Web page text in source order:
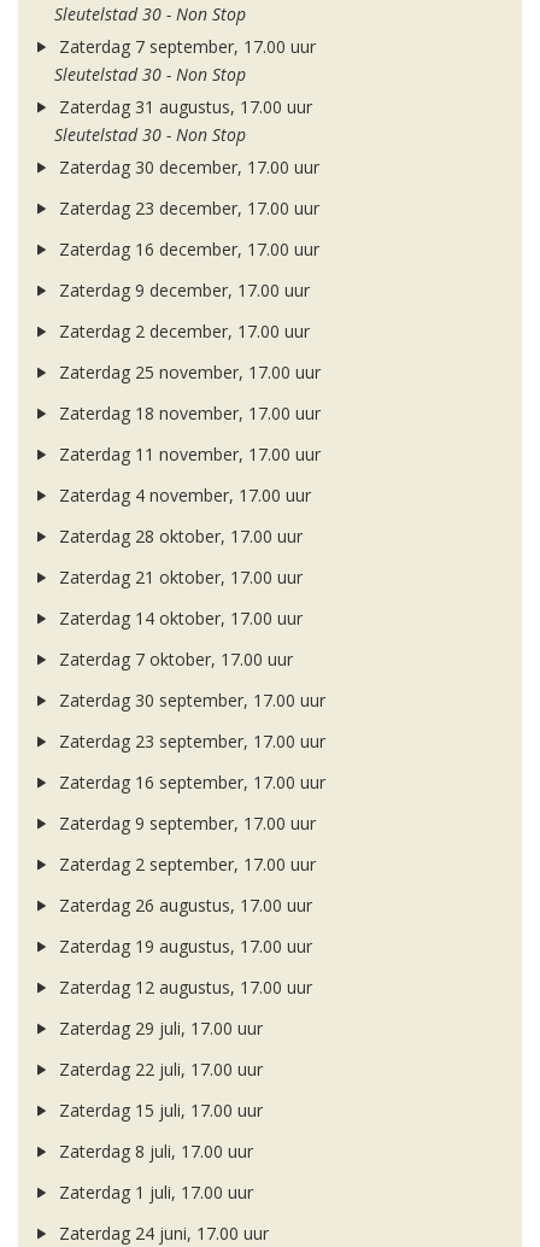
Sleutelstad 30 - Non Stop
Zaterdag 7 september, 17.00 uur
Sleutelstad 30 - Non Stop
Zaterdag 31 augustus, 17.00 uur
Sleutelstad 30 - Non Stop
Zaterdag 30 december, 17.00 uur
Zaterdag 23 december, 17.00 uur
Zaterdag 16 december, 17.00 uur
Zaterdag 9 december, 17.00 uur
Zaterdag 2 december, 17.00 uur
Zaterdag 25 november, 17.00 uur
Zaterdag 18 november, 17.00 uur
Zaterdag 11 november, 17.00 uur
Zaterdag 4 november, 17.00 uur
Zaterdag 28 oktober, 17.00 uur
Zaterdag 21 oktober, 17.00 uur
Zaterdag 14 oktober, 17.00 uur
Zaterdag 7 oktober, 17.00 uur
Zaterdag 30 september, 17.00 uur
Zaterdag 23 september, 17.00 uur
Zaterdag 16 september, 17.00 uur
Zaterdag 9 september, 17.00 uur
Zaterdag 2 september, 17.00 uur
Zaterdag 26 augustus, 17.00 uur
Zaterdag 19 augustus, 17.00 uur
Zaterdag 12 augustus, 17.00 uur
Zaterdag 29 juli, 17.00 uur
Zaterdag 22 juli, 17.00 uur
Zaterdag 15 juli, 17.00 uur
Zaterdag 8 juli, 17.00 uur
Zaterdag 1 juli, 17.00 uur
Zaterdag 24 juni, 17.00 uur